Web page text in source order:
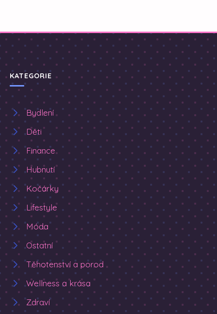
KATEGORIE
Bydlení
Děti
Finance
Hubnutí
Kočárky
Lifestyle
Móda
Ostatní
Těhotenství a porod
Wellness a krása
Zdraví